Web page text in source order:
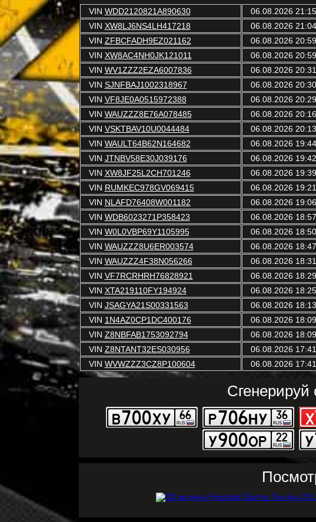
VIN WDD2120821A890630 06.08.2026 21:15
VIN XW8LJ6NS4LH417218 06.08.2026 21:04
VIN ZFBCFADH9EZ021162 06.08.2026 20:59
VIN XW8AC4NH0JK121011 06.08.2026 20:59
VIN WV1ZZZ2EZA6007836 06.08.2026 20:31
VIN SJNFBAJ1002318967 06.08.2026 20:30
VIN VF8JE0A0515972388 06.08.2026 20:29
VIN WAUZZZ8E76A078485 06.08.2026 20:16
VIN VSKTBAV10U0044484 06.08.2026 20:13
VIN WAULT64B62N164682 06.08.2026 19:44
VIN JTNBV58E30J039176 06.08.2026 19:42
VIN XW8JF25L2CH701246 06.08.2026 19:39
VIN RUMKEC978GV069415 06.08.2026 19:21
VIN NLAFD76408W001182 06.08.2026 19:06
VIN WDB6023271P358423 06.08.2026 18:57
VIN W0L0VBP69Y1105995 06.08.2026 18:50
VIN WAUZZZ8U6ER003574 06.08.2026 18:47
VIN WAUZZZ4F38N056266 06.08.2026 18:31
VIN VF7RCRHRH76828921 06.08.2026 18:29
VIN XTA219110FY194924 06.08.2026 18:25
VIN JSAGYA21S00331563 06.08.2026 18:13
VIN 1N4AZ0CP1DC400176 06.08.2026 18:09
VIN Z8NBFAB1753092794 06.08.2026 18:09
VIN Z8NTANT32ES030956 06.08.2026 17:41
VIN WVWZZZ3CZ8P100604 06.08.2026 17:41
Сгенерируй